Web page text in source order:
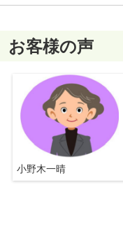
お客様の声
小野木一晴